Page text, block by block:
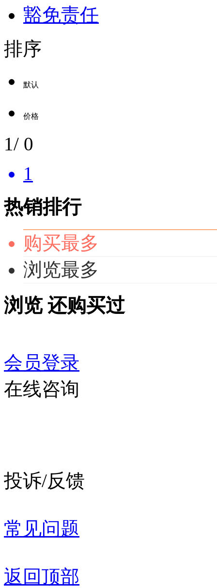
豁免责任
排序
默认
价格
1/ 0
1
热销排行
购买最多
浏览最多
浏览 还购买过
会员登录
在线咨询
投诉/反馈
常见问题
返回顶部